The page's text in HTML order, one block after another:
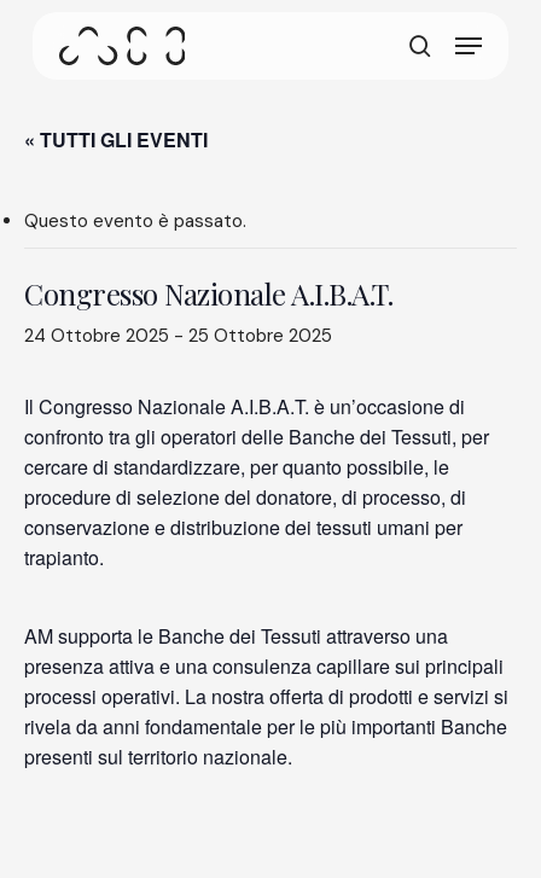
Questa schermata consente al tuo dispositivo di
consumare meno energia del dovuto quando resti
qualsiasi dello schermo.
Menu
« TUTTI GLI EVENTI
Questo evento è passato.
Congresso Nazionale A.I.B.A.T.
24 Ottobre 2025 - 25 Ottobre 2025
Il Congresso Nazionale A.I.B.A.T. è un’occasione di
confronto tra gli operatori delle Banche dei Tessuti, per
cercare di standardizzare, per quanto possibile, le
procedure di selezione del donatore, di processo, di
conservazione e distribuzione dei tessuti umani per
trapianto.
AM supporta le Banche dei Tessuti attraverso una
presenza attiva e una consulenza capillare sui principali
processi operativi. La nostra offerta di prodotti e servizi si
rivela da anni fondamentale per le più importanti Banche
presenti sul territorio nazionale.